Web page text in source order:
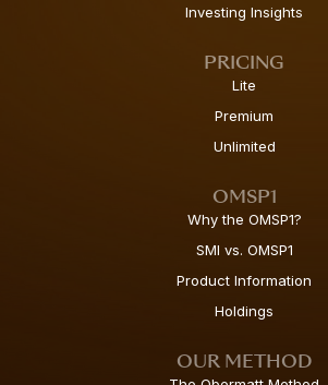
Investing Insights
PRICING
Lite
Premium
Unlimited
OMSP1
Why the OMSP1?
SMI vs. OMSP1
Product Information
Holdings
OUR METHOD